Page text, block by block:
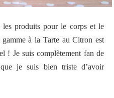
les produits pour le corps et le
à la Tarte au Citron est
! Je suis complètement fan de
je suis bien triste d’avoir